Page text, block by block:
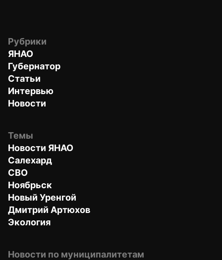
Рубрики
ЯНАО
Губернатор
Статьи
Интервью
Новости
Темы
Новости ЯНАО
Салехард
СВО
Ноябрьск
Новый Уренгой
Дмитрий Артюхов
Экология
Новости по муниципалитетам